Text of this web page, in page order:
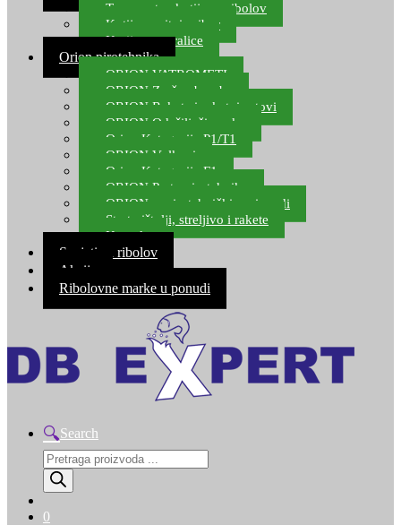
Transportne kutije za ribolov
Kutije za sitni pribor
Kutije za varalice
Orion pirotehnika
ORION VATROMETI
ORION Zračne bombe
ORION Rakete i raketni setovi
ORION Odašiljači zvuka
Orion Kategorija P1/T1
ORION Vulkani
Orion Kategorija F1
ORION Party pirotehnika
ORION nepirotehnički proizvodi
Start pištolji, streljivo i rakete
Kontakt
Savjeti za ribolov
Akcija
Ribolovne marke u ponudi
Search
Products
search
0